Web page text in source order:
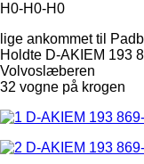
H0-H0-H0
lige ankommet til
Holdte D-AKIEM 193
Volvoslæberen
32 vogne på krogen